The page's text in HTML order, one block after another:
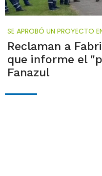
SE APROBÓ UN PROYECTO
Reclaman a
que informe el
Fanazul